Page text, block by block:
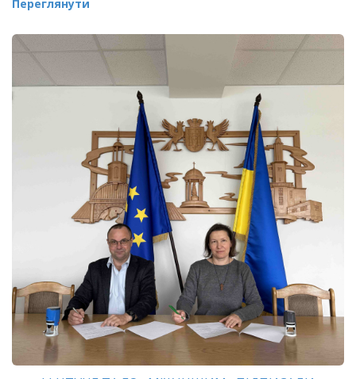
Переглянути